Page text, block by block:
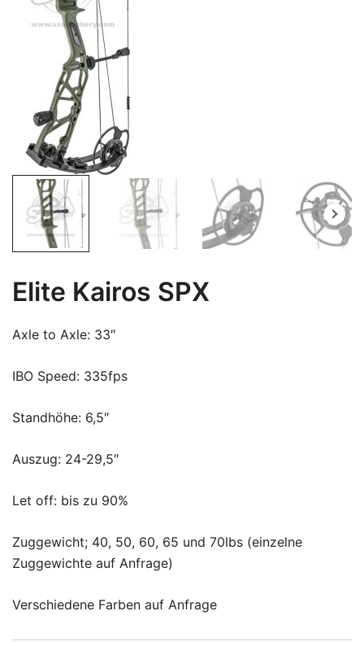
Elite Kairos SPX
Axle to Axle: 33″
IBO Speed: 335fps
Standhöhe: 6,5″
Auszug: 24-29,5″
Let off: bis zu 90%
Zuggewicht; 40, 50, 60, 65 und 70lbs (einzelne
Zuggewichte auf Anfrage)
Verschiedene Farben auf Anfrage